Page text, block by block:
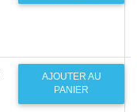
AJOUTER AU
PANIER